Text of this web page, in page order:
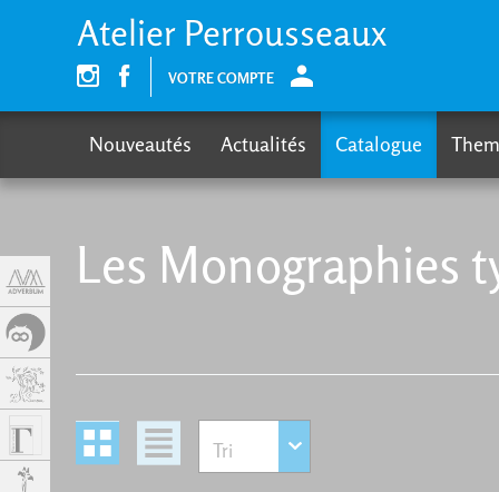
Les Monographies
Atelier Perrousseaux
VOTRE COMPTE
Nouveautés Actualités Catalogue
Cookies management panel